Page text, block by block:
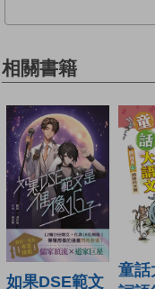
相關書籍
如果DSE範文
童話